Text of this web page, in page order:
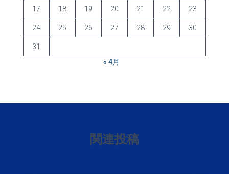
17 18 19 20 21 22 23
24 25 26 27 28 29 30
31
« 4月
関連投稿